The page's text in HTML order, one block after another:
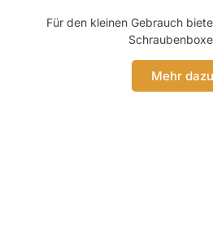
Für den kleinen Gebrauch
Mehr dazu